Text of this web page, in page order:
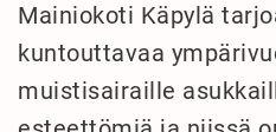
Mainiokoti Käpylä
kuntouttavaa
muistisairaille